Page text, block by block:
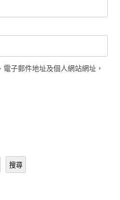
電子郵件地址及個人網站網址，
搜尋